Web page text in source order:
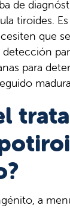
de
tiroides.
que
detección
para
a